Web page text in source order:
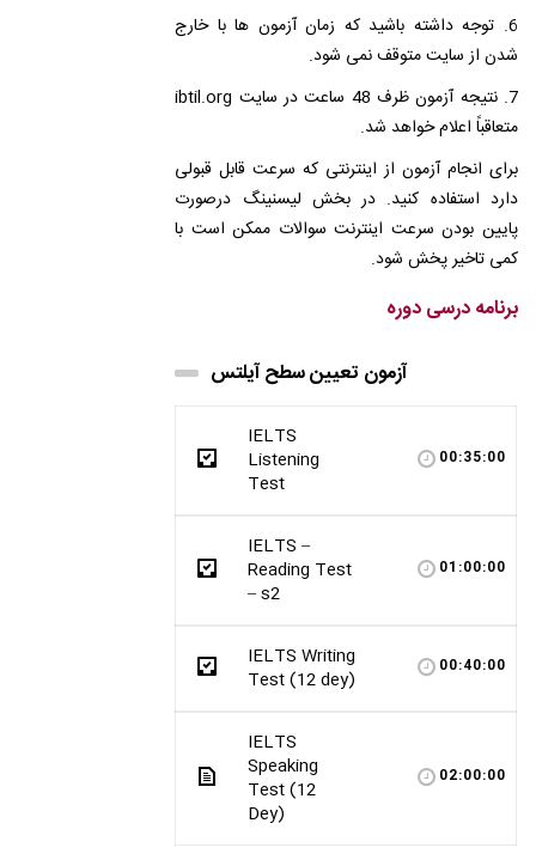
6. توجه داشته باشید که زمان آزمون ها با خارج
شدن از سایت متوقف نمی شود.
7. نتیجه آزمون ظرف 48 ساعت در سایت ibtil.org
متعاقباً اعلام خواهد شد.
برای انجام آزمون از اینترنتی که سرعت قابل قبولی
دارد استفاده کنید. در بخش لیسنینگ درصورت
پایین بودن سرعت اینترنت سوالات ممکن است با
کمی تاخیر پخش شود.
برنامه درسی دوره
آزمون تعیین سطح آیلتس
IELTS
Listening
Test
00:35:00
IELTS –
Reading Test
– s2
01:00:00
IELTS Writing
Test (12 dey)
00:40:00
IELTS
Speaking
Test (12
Dey)
02:00:00